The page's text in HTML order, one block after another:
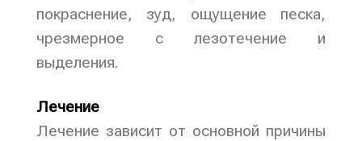
покраснение, зуд, ощущение песка,
чрезмерное с лезотечение и
выделения.
Лечение
Лечение зависит от основной причины